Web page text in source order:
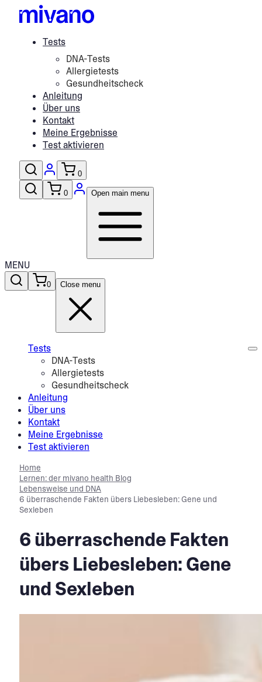
Tests
DNA-Tests
Allergietests
Gesundheitscheck
Anleitung
Über uns
Kontakt
Meine Ergebnisse
Test aktivieren
0
0 Open main menu
MENU
0 Close menu
Tests
DNA-Tests
Allergietests
Gesundheitscheck
Anleitung
Über uns
Kontakt
Meine Ergebnisse
Test aktivieren
Home
Lernen: der mivano health Blog
Lebensweise und DNA
6 überraschende Fakten übers Liebesleben: Gene und
Sexleben
6 überraschende Fakten
übers Liebesleben: Gene
und Sexleben